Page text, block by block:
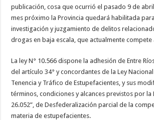
publicación, cosa que ocurrió el pasado 9 de
mes próximo la Provincia quedará habilitada
investigación y juzgamiento de delitos
drogas en baja escala, que actualmente
La ley N° 10.566 dispone la adhesión de Entre
del artículo 34° y concordantes de la Ley Nacional
Tenencia y Tráfico de Estupefacientes, y sus
términos, condiciones y alcances previstos por la
26.052”, de Desfederalización parcial de la
materia de estupefacientes.